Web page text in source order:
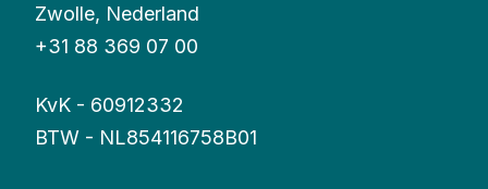
Zwolle, Nederland
+31 88 369 07 00
KvK - 60912332
BTW - NL854116758B01